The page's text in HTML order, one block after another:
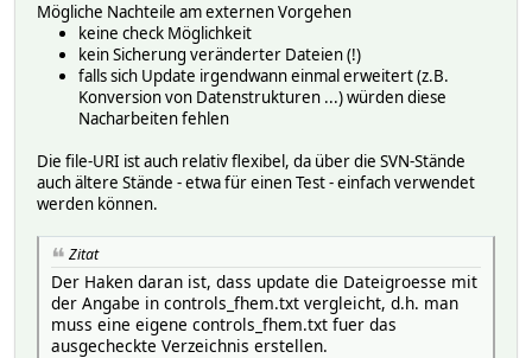
Mögliche Nachteile am externen Vorgehen
keine check Möglichkeit
kein Sicherung veränderter Dateien (!)
falls sich Update irgendwann einmal erweitert (z.B.
Konversion von Datenstrukturen ...) würden diese
Nacharbeiten fehlen
Die file-URI ist auch relativ flexibel, da über die SVN-Stände
auch ältere Stände - etwa für einen Test - einfach verwendet
werden können.
Zitat
Der Haken daran ist, dass update die Dateigroesse mit
der Angabe in controls_fhem.txt vergleicht, d.h. man
muss eine eigene controls_fhem.txt fuer das
ausgecheckte Verzeichnis erstellen.